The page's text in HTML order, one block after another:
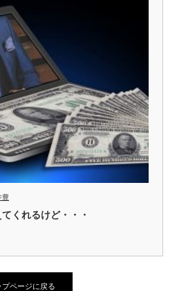
豊
くれるけど・・・
プページに戻る